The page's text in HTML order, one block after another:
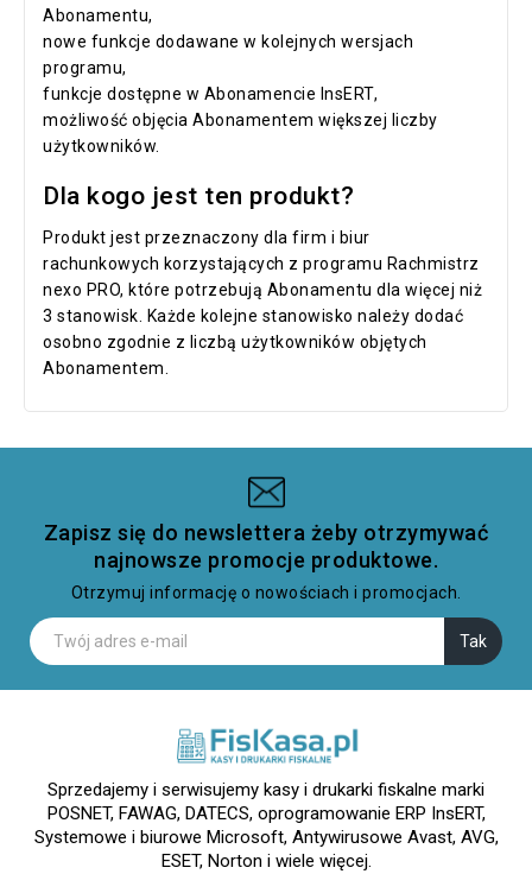
Abonamentu,
nowe funkcje dodawane w kolejnych wersjach
programu,
funkcje dostępne w Abonamencie InsERT,
możliwość objęcia Abonamentem większej liczby
użytkowników.
Dla kogo jest ten produkt?
Produkt jest przeznaczony dla firm i biur
rachunkowych korzystających z programu Rachmistrz
nexo PRO, które potrzebują Abonamentu dla więcej niż
3 stanowisk. Każde kolejne stanowisko należy dodać
osobno zgodnie z liczbą użytkowników objętych
Abonamentem.
Zapisz się do newslettera żeby otrzymywać
najnowsze promocje produktowe.
Otrzymuj informację o nowościach i promocjach.
Sprzedajemy i serwisujemy kasy i drukarki fiskalne marki
POSNET, FAWAG, DATECS, oprogramowanie ERP InsERT,
Systemowe i biurowe Microsoft, Antywirusowe Avast, AVG,
ESET, Norton i wiele więcej.